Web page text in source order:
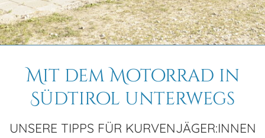
Mit dem Motorrad in
Südtirol unterwegs
UNSERE TIPPS FÜR KURVENJÄGER:INNEN